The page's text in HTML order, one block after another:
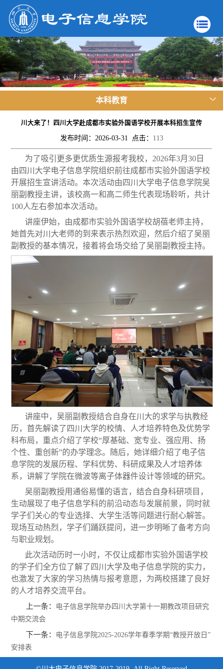
本科教育
川大来了！四川大学赴成都市实验外国语学校开展本科招生宣传
发布时间：2026-03-31 点击： 113
为了吸引更多更优质生源报考我校， 2026年3月30 日
由四川大学电子信息学院组织前往成都市实验外国语学校
开展招生宣讲活动。本次活动由四川大学电子信息学院吴
丽副教授主讲，该校高一和高二师生代表现场聆听，共计
100人左右参加本次活动。
讲座伊始，由成都市实验外国语学校胡蓓老师主持，
她首先对川大老师的到来表示热烈欢迎，然后介绍了吴丽
副教授的基本情况，接着将会场交给了吴丽副教授主持。
讲座中，吴丽副教授结合自身在川大的求学与执教经
历，首先解读了四川大学的校情、人才培养特色及优势学
科布局，重点介绍了学校“厚基础、宽专业、强应用、扬
个性、重创新”的办学理念。随后，她详细介绍了电子信
息学院的发展历程、学科优势、科研成果及人才培养体
系，讲解了学院在微波等离子体器件设计等领域的研究。
吴丽副教授用通俗易懂的语言，结合自身科研项目，
生动展现了电子信息学科的前沿动态与发展前景，同时就
学子们关心的专业选择、大学生活等问题进行耐心解答。
现场互动热烈，学子们踊跃提问，进一步明晰了备考方向
与职业规划。
此次活动历时一小时，不仅让成都市实验外国语学校
的学子们全方位了解了四川大学及电子信息学院的实力，
也激发了大家的学习热情与报考意愿，为两校搭建了良好
的人才培养交流平台。
上一条： 电子信息学院举办四川大学第十一期教改项目研究
中期交流会
下一条： 电子信息学院2025-2026学年春季学期“教授开放日”
安排表